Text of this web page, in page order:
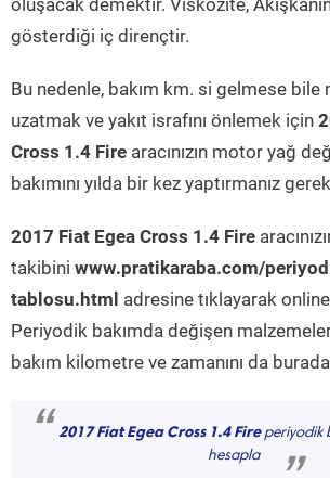
oluşacak demektir. Viskozite,
gösterdiği iç dirençtir.
Bu nedenle, bakım km. si gelmese
uzatmak ve yakıt israfını önlemek için
Cross 1.4 Fire aracınızın motor yağ
bakımını yılda bir kez yaptırmanız
2017 Fiat Egea Cross 1.4 Fire
takibini www.pratikaraba.com/
tablosu.html adresine tıklayarak
Periyodik bakımda değişen
bakım kilometre ve zamanını da
“ 2017 Fiat Egea Cross 1.4 Fireperiyodik
hesapla